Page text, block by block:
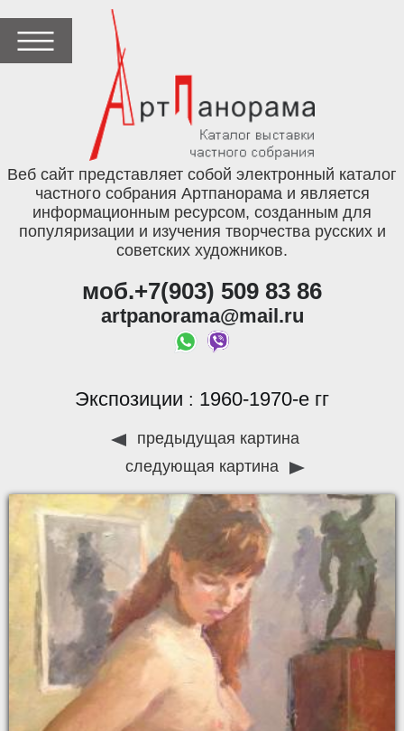
Веб сайт представляет собой электронный каталог
частного собрания Артпанорама и является
информационным ресурсом, созданным для
популяризации и изучения творчества русских и
советских художников.
моб.+7(903) 509 83 86
artpanorama@mail.ru
Экспозиции : 1960-1970-е гг
предыдущая картина
следующая картина